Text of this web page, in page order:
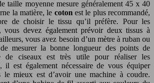
taille moyenne mesure généralement 45 x 40
la matière, le cotonest le plus recommandé,
de choisir le tissu qu’il préfère. Pour les
vous devez également prévoir deux tissus à
vous avez besoin d’un mètre à ruban ou
mesurer la bonne longueur des points de
de ciseaux est très utile pour réaliser les
il est également nécessaire de vous équiper
le mieux est d’avoir une machine à coudre.